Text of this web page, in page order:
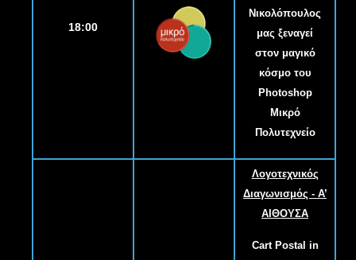
18:00
Νικολόπουλος
μας ξεναγεί
στον μαγικό
κόσμο του
Photoshop
Μικρό
Πολυτεχνείο
Λογοτεχνικός
Διαγωνισμός - Α’
ΑΙΘΟΥΣΑ
Cart Postal in